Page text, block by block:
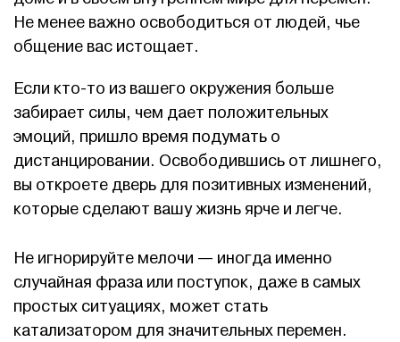
Не менее важно освободиться от людей, чье
общение вас истощает.
Если кто-то из вашего окружения больше
забирает силы, чем дает положительных
эмоций, пришло время подумать о
дистанцировании. Освободившись от лишнего,
вы откроете дверь для позитивных изменений,
которые сделают вашу жизнь ярче и легче.
Не игнорируйте мелочи — иногда именно
случайная фраза или поступок, даже в самых
простых ситуациях, может стать
катализатором для значительных перемен.